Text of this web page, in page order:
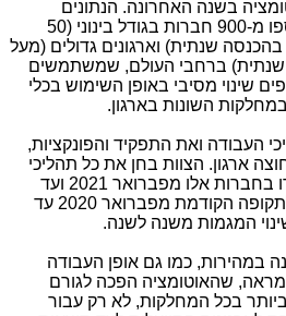
בשנה האחרונה. הנתונים
האנונימיים עבור הדו"ח נאספו מ-900 חברות בגודל בינוני (50
דולרים בהכנסה שנתית) וארגונים גדולים (מעל
שנתית) ברחבי העולם, שמשתמשים
שינוי מסיבי באופן השימוש בכלי
השונות בארגון.
העבודה ואת התפקיד והפונקציות,
ארגון. הצוות בחן את כל תהליכי
העבודה האוטומטיים, שנוצרו בחברות אלו מפברואר 2021 ועד
ינואר 2022 וגם בהשוואה לתקופה הקודמת מפברואר 2020 עד
במהירות, כמו גם אופן העבודה
שהאוטומציה הפכה לגורם
בכל המחלקות, לא רק עבור